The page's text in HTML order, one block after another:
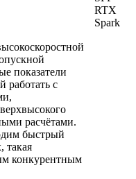
показатели
работать с
расчётами.
быстрый
такая
конкурентным